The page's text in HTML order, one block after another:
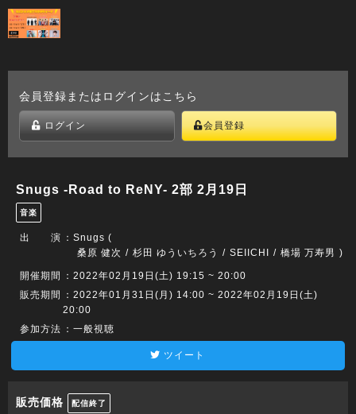
会員登録またはログインはこちら
ログイン 会員登録
Snugs -Road to ReNY- 2部 2月19日
音楽
出 演 ：Snugs (
桑原 健次
杉田 ゆういちろう SEIICHI 橋場 万寿男 )
開催期間
：2022年02月19日(土) 19:15 ~ 20:00
販売期間
：2022年01月31日(月) 14:00 ~ 2022年02月19日(土)
20:00
参加方法 ：一般視聴
ツイート
販売価格 配信終了